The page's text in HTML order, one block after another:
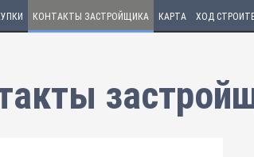
КОНТАКТЫ ЗАСТРОЙЩИКА КАРТА ХОД